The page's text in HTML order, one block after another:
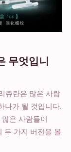
무엇입니
쥬란은 많은 사람
나가 될 것입니다.
은 사람들이
두 가지 버전을 볼